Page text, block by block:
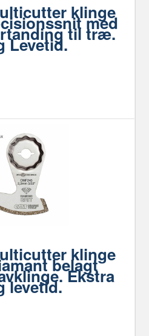
klinge
med
til træ.
Levetid.
klinge
belagt
Ekstra
levetid.